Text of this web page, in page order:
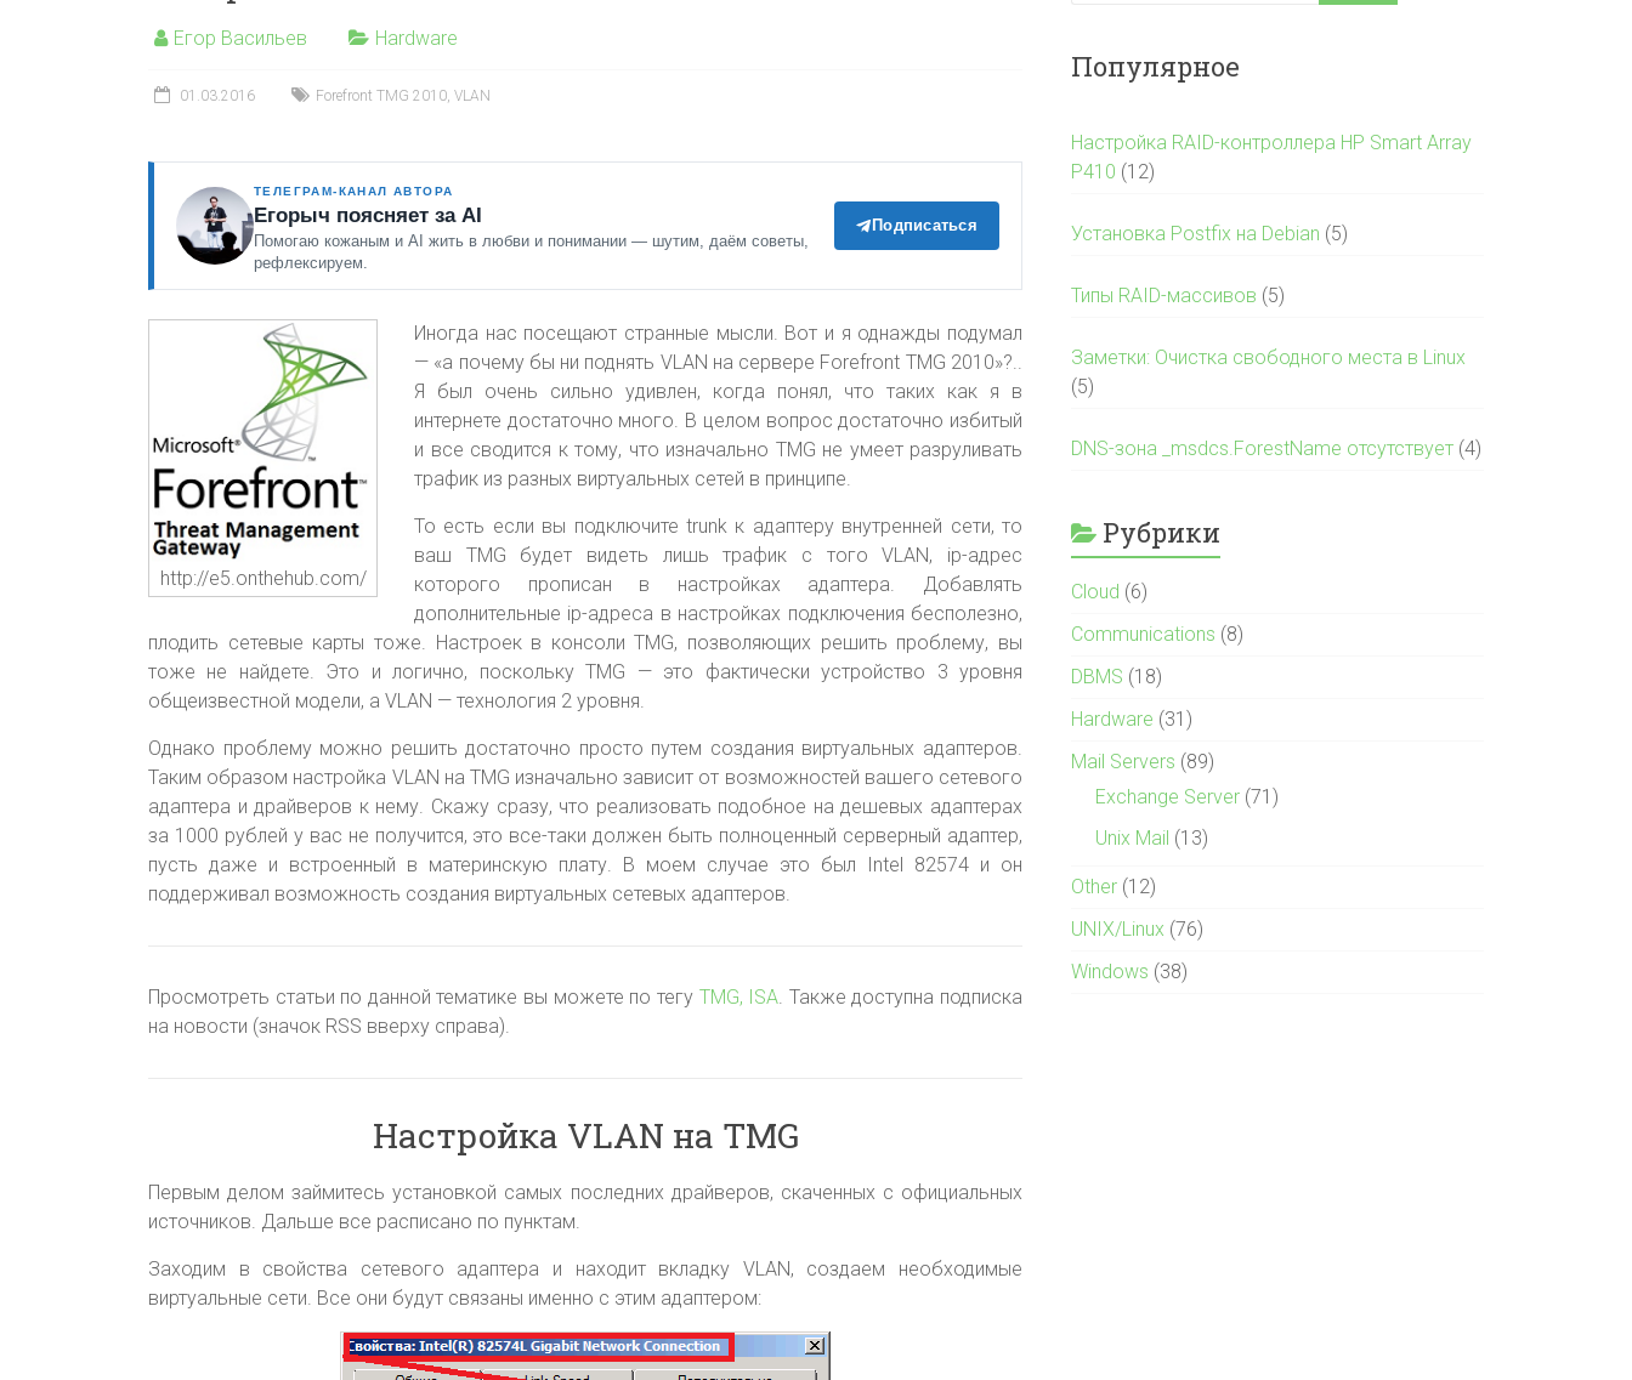
Егор Васильев Hardware
01.03.2016 Forefront TMG 2010, VLAN
ТЕЛЕГРАМ-КАНАЛ АВТОРА
Егорыч поясняет за AI
Помогаю кожаным и AI жить в любви и понимании — шутим, даём советы,
рефлексируем.
Подписаться
http://e5.onthehub.com/
Иногда нас посещают странные мысли. Вот и я однажды подумал
— «а почему бы ни поднять VLAN на сервере Forefront TMG 2010»?..
Я был очень сильно удивлен, когда понял, что таких как я в
интернете достаточно много. В целом вопрос достаточно избитый
и все сводится к тому, что изначально TMG не умеет разруливать
трафик из разных виртуальных сетей в принципе.
То есть если вы подключите trunk к адаптеру внутренней сети, то
ваш TMG будет видеть лишь трафик с того VLAN, ip-адрес
которого прописан в настройках адаптера. Добавлять
дополнительные ip-адреса в настройках подключения бесполезно,
плодить сетевые карты тоже. Настроек в консоли TMG, позволяющих решить проблему, вы
тоже не найдете. Это и логично, поскольку TMG — это фактически устройство 3 уровня
общеизвестной модели, а VLAN — технология 2 уровня.
Однако проблему можно решить достаточно просто путем создания виртуальных адаптеров.
Таким образом настройка VLAN на TMG изначально зависит от возможностей вашего сетевого
адаптера и драйверов к нему. Скажу сразу, что реализовать подобное на дешевых адаптерах
за 1000 рублей у вас не получится, это все-таки должен быть полноценный серверный адаптер,
пусть даже и встроенный в материнскую плату. В моем случае это был Intel 82574 и он
поддерживал возможность создания виртуальных сетевых адаптеров.
Просмотреть статьи по данной тематике вы можете по тегу TMG, ISA. Также доступна подписка
на новости (значок RSS вверху справа).
Настройка VLAN на TMG
Первым делом займитесь установкой самых последних драйверов, скаченных с официальных
источников. Дальше все расписано по пунктам.
Заходим в свойства сетевого адаптера и находит вкладку VLAN, создаем необходимые
виртуальные сети. Все они будут связаны именно с этим адаптером:
Популярное
Настройка RAID-контроллера HP Smart Array
P410 (12)
Установка Postfix на Debian (5)
Типы RAID-массивов (5)
Заметки: Очистка свободного места в Linux
(5)
DNS-зона _msdcs.ForestName отсутствует (4)
Рубрики
Cloud (6)
Communications (8)
DBMS (18)
Hardware (31)
Mail Servers (89)
Exchange Server (71)
Unix Mail (13)
Other (12)
UNIX/Linux (76)
Windows (38)